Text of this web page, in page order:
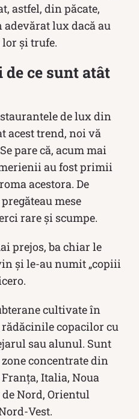
astfel, din păcate,
lux dacă au
și trufe.
ce sunt atât
de lux din
acest trend, noi vă
pare că, acum mai
au fost primii
acestora. De
mese
rare și scumpe.
prejos, ba chiar le
și le-au numit „copiii
cultivate în
copacilor cu
sau alunul. Sunt
concentrate din
Italia, Noua
Nord, Orientul
Vest.